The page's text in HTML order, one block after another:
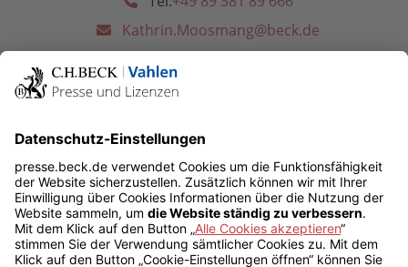
Kathrin.Moosmang@beck.de
- Management und Führungslehre
- Unternehmensentwicklung
- Praxisliteratur
- Studienliteratur
Ratgeberliteratur
Vorsorge
Sozialrecht
Datenschutzrecht